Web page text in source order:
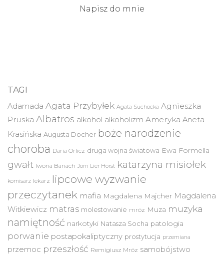
Napisz do mnie
TAGI
Adamada Agata Przybyłek Agata Suchocka Agnieszka
Pruska Albatros alkohol alkoholizm Ameryka Aneta
Krasińska Augusta Docher boże narodzenie
choroba Daria Orlicz druga wojna światowa Ewa Formella
gwałt Iwona Banach Jorn Lier Horst katarzyna misiołek
komisarz lekarz lipcowe wyzwanie
przeczytanek mafia Magdalena Majcher Magdalena
Witkiewicz matras molestowanie mróz Muza muzyka
namiętność narkotyki Natasza Socha patologia
porwanie postapokaliptyczny prostytucja przemiana
przemoc przeszłość Remigiusz Mróz samobójstwo